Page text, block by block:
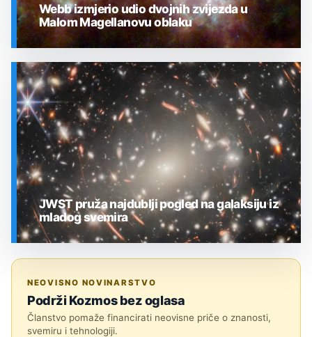
SVEMIR
Webb izmjerio udio dvojnih zvijezda u
Malom Magellanovu oblaku
JWST pruža najdublji pogled na galaksiju iz
mladog svemira
NEOVISNO NOVINARSTVO
Podrži Kozmos bez oglasa
Članstvo pomaže financirati neovisne priče o znanosti,
svemiru i tehnologiji.